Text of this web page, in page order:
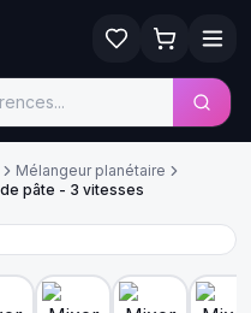
Mélangeur planétaire
pâte - 3 vitesses